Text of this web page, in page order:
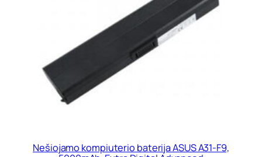
Nešiojamo kompiuterio baterija ASUS A31-F9,